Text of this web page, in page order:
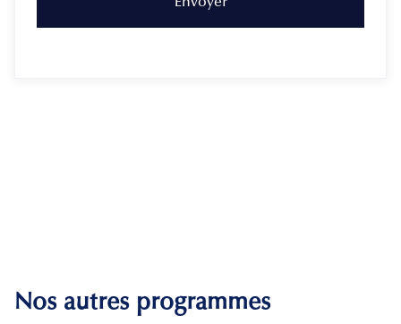
Nos autres programmes